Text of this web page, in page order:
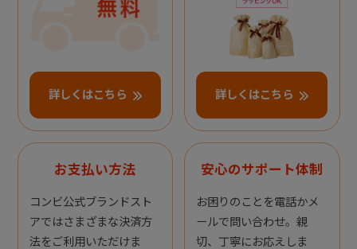
詳しくはこちら 詳しくはこちら
お支払い方法
コンビ公式ブランドスト
アではさまざまな決済方
法をご利用いただけま
安心のサポート体制
お困りのことを電話かメ
ールで問い合わせ。親
切、丁寧にお応えしま